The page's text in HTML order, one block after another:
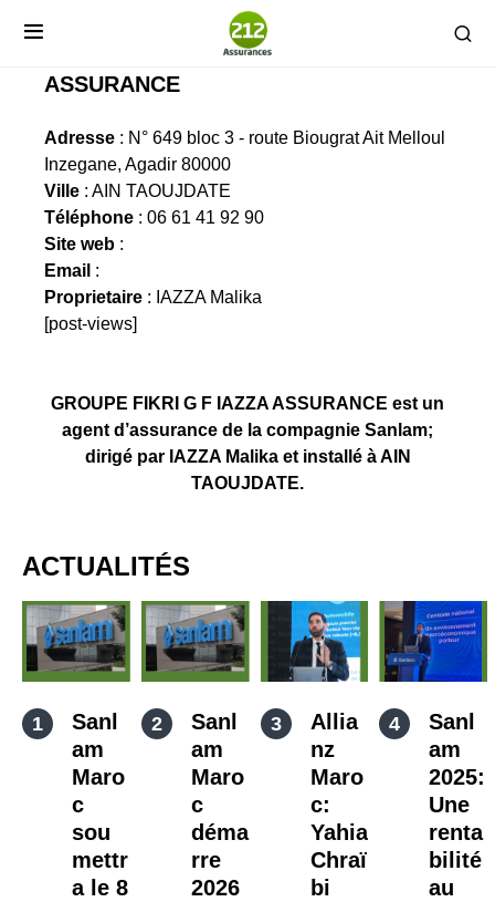
GROUPE FIKRI G F IAZZA
ASSURANCE
Adresse : N° 649 bloc 3 - route Biougrat Ait Melloul
Inzegane, Agadir 80000
Ville : AIN TAOUJDATE
Téléphone : 06 61 41 92 90
Site web :
Email :
Proprietaire : IAZZA Malika
[post-views]
GROUPE FIKRI G F IAZZA ASSURANCE est un
agent d’assurance de la compagnie Sanlam;
dirigé par IAZZA Malika et installé à AIN
TAOUJDATE.
ACTUALITÉS
Sanl
am
Maro
c
sou
mettr
a le 8
Sanl
am
Maro
c
déma
rre
2026
Allia
nz
Maro
c:
Yahia
Chraï
bi
Sanl
am
2025:
Une
renta
bilité
au